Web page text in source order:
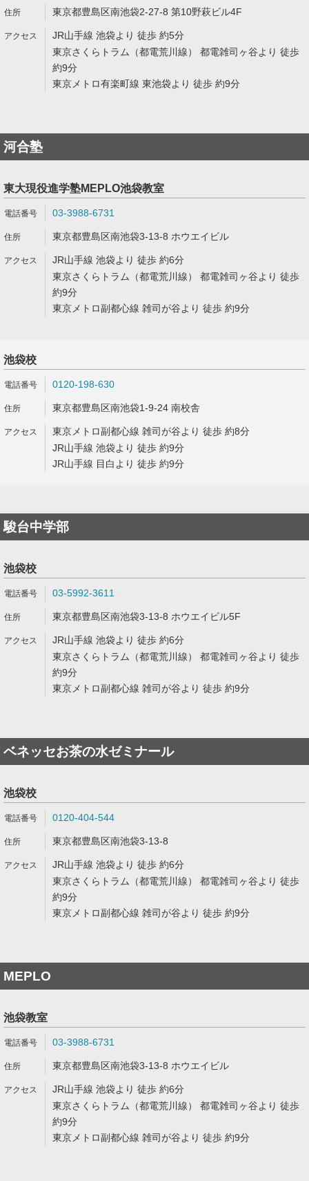
東京都豊島区南池袋2-27-8 第10野萩ビル4F
JR山手線 池袋より 徒歩 約5分
東京さくらトラム（都電荒川線） 都電雑司ヶ谷より 徒歩
約9分
東京メトロ有楽町線 東池袋より 徒歩 約9分
河合塾
東大現役進学塾MEPLO池袋教室
03-3988-6731
東京都豊島区南池袋3-13-8 ホウエイビル
JR山手線 池袋より 徒歩 約6分
東京さくらトラム（都電荒川線） 都電雑司ヶ谷より 徒歩
約9分
東京メトロ副都心線 雑司が谷より 徒歩 約9分
池袋校
0120-198-630
東京都豊島区南池袋1-9-24 南校舎
東京メトロ副都心線 雑司が谷より 徒歩 約8分
JR山手線 池袋より 徒歩 約9分
JR山手線 目白より 徒歩 約9分
駿台中学部
池袋校
03-5992-3611
東京都豊島区南池袋3-13-8 ホウエイビル5F
JR山手線 池袋より 徒歩 約6分
東京さくらトラム（都電荒川線） 都電雑司ヶ谷より 徒歩
約9分
東京メトロ副都心線 雑司が谷より 徒歩 約9分
ベネッセお茶の水ゼミナール
池袋校
0120-404-544
東京都豊島区南池袋3-13-8
JR山手線 池袋より 徒歩 約6分
東京さくらトラム（都電荒川線） 都電雑司ヶ谷より 徒歩
約9分
東京メトロ副都心線 雑司が谷より 徒歩 約9分
MEPLO
池袋教室
03-3988-6731
東京都豊島区南池袋3-13-8 ホウエイビル
JR山手線 池袋より 徒歩 約6分
東京さくらトラム（都電荒川線） 都電雑司ヶ谷より 徒歩
約9分
東京メトロ副都心線 雑司が谷より 徒歩 約9分